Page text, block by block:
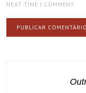
NEXT TIME I COMMENT.